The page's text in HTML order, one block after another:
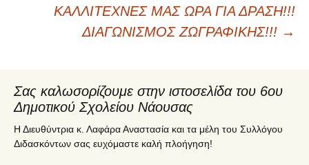
Πλοήγηση
ΚΑΛΛΙΤΕΧΝΕΣ ΜΑΣ ΩΡΑ ΓΙΑ ΔΡΑΣΗ!!!
ΔΙΑΓΩΝΙΣΜΟΣ ΖΩΓΡΑΦΙΚΗΣ!!! →
Σας καλωσορίζουμε στην ιστοσελίδα του 6ου
Δημοτικού Σχολείου Νάουσας
Η Διευθύντρια κ. Λαφάρα Αναστασία και τα μέλη του Συλλόγου
Διδασκόντων σας ευχόμαστε καλή πλοήγηση!